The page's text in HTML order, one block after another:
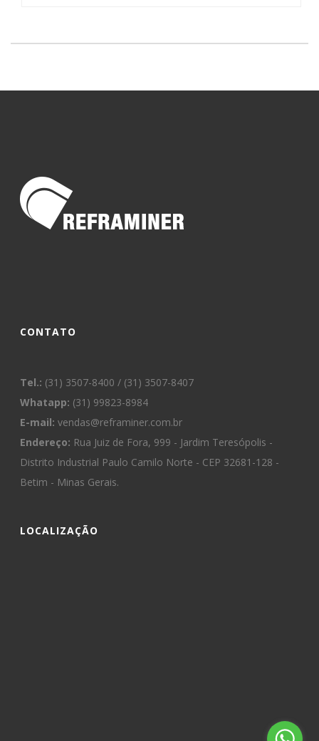
CONTATO
Tel.: (31) 3507-8400 / (31) 3507-8407
Whatapp: (31) 99823-8984
E-mail: vendas@reframiner.com.br
Endereço: Rua Juiz de Fora, 999 - Jardim Teresópolis -
Distrito Industrial Paulo Camilo Norte - CEP 32681-128 -
Betim - Minas Gerais.
LOCALIZAÇÃO